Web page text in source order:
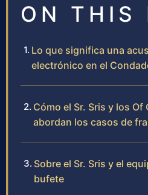
ON THIS
Lo que significa una
electrónico en el
Cómo el Sr. Sris y los
abordan los casos de
Sobre el Sr. Sris y el
bufete